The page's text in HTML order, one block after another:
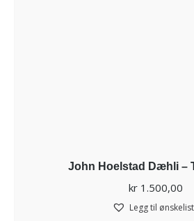
John Hoelstad Dæhli –
kr1.500,00
Legg til